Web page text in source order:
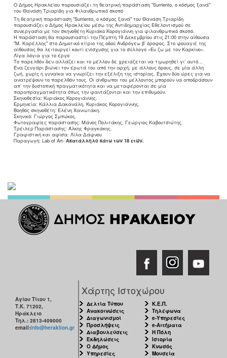
ΤΟΠΟΣ
ΜΑΣ
ΔΗΜΟΣ
ΠΟΛΙΤΙΣΜΟΣ
ΑΝΘΕΚΤΙΚΗ
ΠΟΛΗ
Ο Δήμος Ηρακλείου παρουσιάζει τη θεατρική παράσταση "Surriento, ο κόσμος ξανά"
του Θανάση Τριαρίδη για Φιλανθρωπικό σκοπό
Τη θεατρική παράσταση "Surriento, ο κόσμος ξανά" του Θανάση Τριαρίδη
παρουσιάζει ο Δήμος Ηρακλείου μέσω της Αντιδημαρχίας Εθελοντισμού σε
συνεργασία με τον σκηνοθέτη Κυριάκο Κορογιάννη για φιλανθρωπικό σκοπό.
Η παράσταση θα παρουσιαστεί την Πέμπτη 19 Δεκεμβρίου στις 21:00 στην αίθουσα
"Μ. Καρέλλης" στο Δημοτικό κτίριο της οδού Ανδρόγεω β’ όροφος. Στο φουαγιέ της
αίθουσας θα λειτουργεί κουτί ενίσχυσης για το σύλλογο «Ευ ζω με τον Καρκίνο».
Λίγα λόγια για το έργο
Το παρελθόν δεν αλλάζει και το μέλλον δε χρειάζεται να τιμωρηθεί γι’ αυτό…
Ένα ζευγάρι βιώνει τον έρωτά του από την αρχή, με άλλους όρους, σε μία άλλη
ζωή, χωρίς η γυναίκα να γνωρίζει την εξέλιξη της ιστορίας. Έχουν δύο ώρες για να
ανατρέψουν το παρελθόν τους. Οι άνθρωποι του μέλλοντος μπορούν να αποδράσουν
απ’ την δυστοπική πραγματικότητα και να μεταφέρονται σε μία
παραπραγματικότητα όπως την φαντάζονται και την επιθυμούν.
Σκηνοθεσία: Κυριάκος Κορογιάννης.
Ερμηνεία: Κάλλια Δακανάλη, Κυριάκος Κορογιάννης.
Βοηθός σκηνοθέτη: Ελένη Χανιωτάκη.
Σκηνικό: Γιώργος Σμπώκος.
Φωτογραφίες παράστασης: Μάνος Πολιτάκης, Γεώργιος Καβουτσιώτης.
Τρέιλερ Παράστασης: Άλκης Φραγκάκης.
Γραφιστική και αφίσα: Λίλα Δάφνου
Παραγωγή: Lab of Art- Ακατάλληλο κάτω των 18 ετών.
Αγίου Τίτου 1,
Τ.Κ. 71202,
Ηράκλειο
Τηλ.: 2813-409000
email:info@heraklion.gr
Χάρτης Ιστοχώρου
Δελτία Τύπου
Ανακοινώσεις
Διαγωνισμοί
Προσλήψεις
Διαβουλεύσεις
Εκδηλώσεις
Ο Δήμος
Υπηρεσίες
Κ.Ε.Π.
Τηλέφωνα
e-Υπηρεσίες
e-Αιτήματα
Η Πόλη
Ιστορία
Κνωσός
Μουσεία